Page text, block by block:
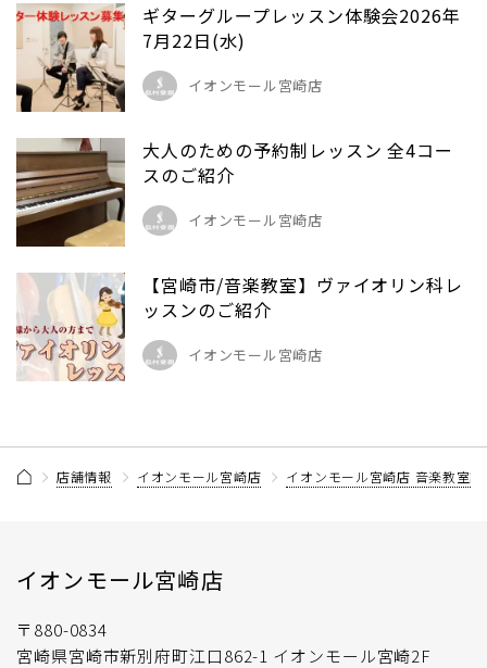
ギターグループレッスン体験会2026年
7月22日(水)
イオンモール宮崎店
大人のための予約制レッスン 全4コー
スのご紹介
イオンモール宮崎店
【宮崎市/音楽教室】ヴァイオリン科レ
ッスンのご紹介
イオンモール宮崎店
店舗情報 イオンモール宮崎店 イオンモール宮崎店 音楽教室
イオンモール宮崎店
〒880-0834
宮崎県宮崎市新別府町江口862-1 イオンモール宮崎2F